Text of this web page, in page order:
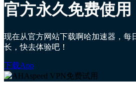
官方永久免费使用
现在从官方网站下载啊哈加速器，每
长，快去体验吧！
下载App